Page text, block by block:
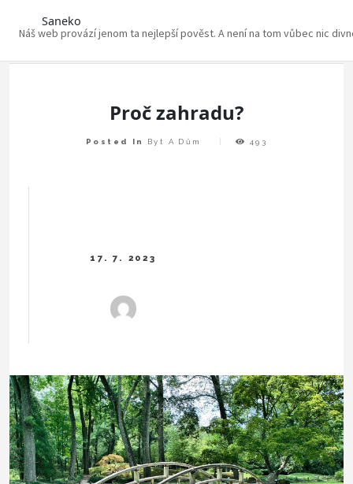
Saneko
Náš web provází jenom ta nejlepší pověst. A není na tom vůbec nic
Proč zahradu?
Posted In Byt A Dům 493